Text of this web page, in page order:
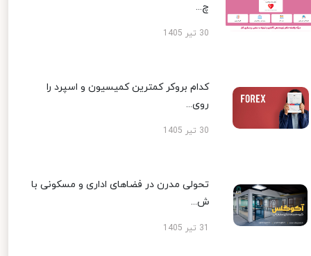
چ...
30 تیر 1405
کدام بروکر کمترین کمیسیون و اسپرد را
روی...
30 تیر 1405
تحولی مدرن در فضاهای اداری و مسکونی با
ش...